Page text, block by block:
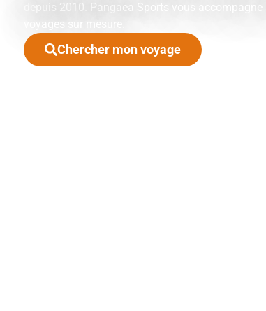
depuis 2010. Pangaea Sports vous
voyages sur mesure.
Chercher mon voyage